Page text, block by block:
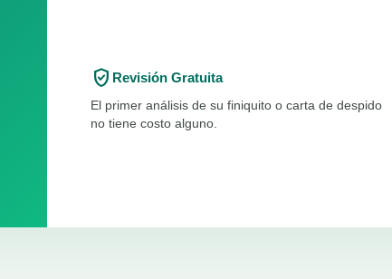
verified_user Revisión Gratuita
El primer análisis de su finiquito o carta de despido
no tiene costo alguno.